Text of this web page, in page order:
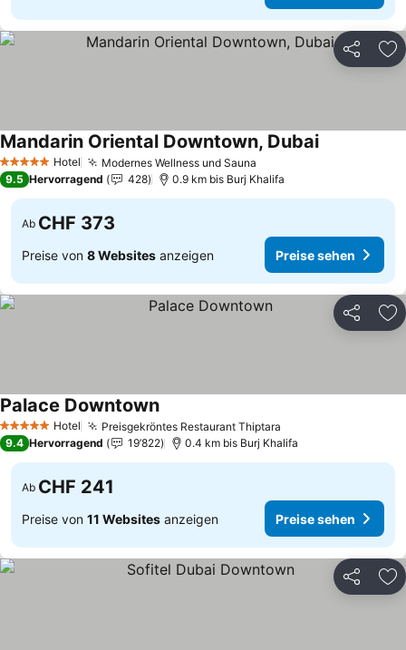
Teilen
5 Sterne Hotel Modernes Wellness und Sauna
Mandarin Oriental Downtown, Dubai
9.5 Hervorragend 428 0.9 km bis Burj Khalifa
Ab CHF 373
Preise von 8 Websites anzeigen Preise sehen
Teilen
5 Sterne Hotel Preisgekröntes Restaurant Thiptara
Palace Downtown
9.4 Hervorragend 19’822 0.4 km bis Burj Khalifa
Ab CHF 241
Preise von 11 Websites anzeigen Preise sehen
Teilen